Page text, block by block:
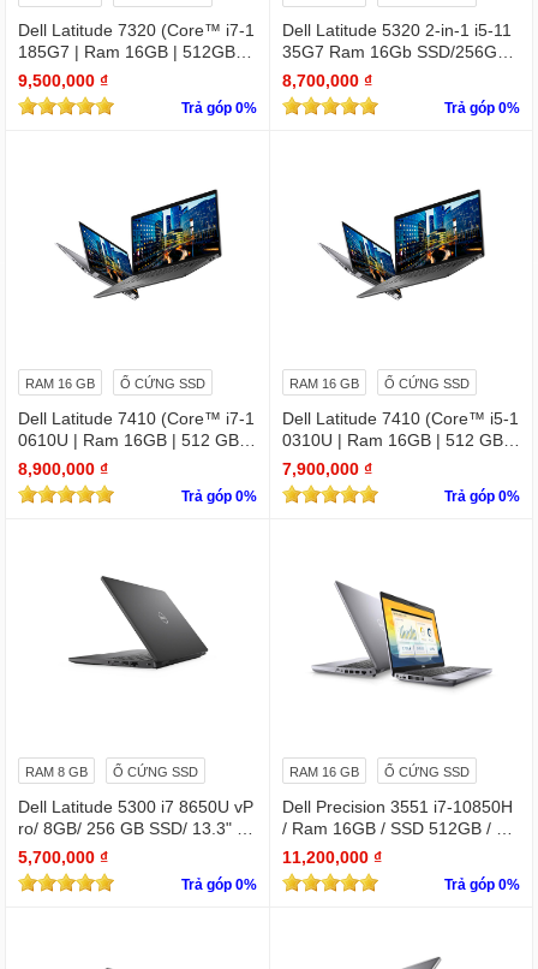
Dell Latitude 7320 (Core™ i7-1
185G7 | Ram 16GB | 512GB S
SD | 13.3 inch FHD)
9,500,000 ₫
Trả góp 0%
Dell Latitude 5320 2-in-1 i5-11
35G7 Ram 16Gb SSD/256GB
13.3″ FHD X360 Touch
8,700,000 ₫
Trả góp 0%
RAM 16 GB Ổ CỨNG SSD
Dell Latitude 7410 (Core™ i7-1
0610U | Ram 16GB | 512 GB S
SD | 14.0inch FHD) 2 in 1 cảm
ứng
8,900,000 ₫
Trả góp 0%
RAM 16 GB Ổ CỨNG SSD
Dell Latitude 7410 (Core™ i5-1
0310U | Ram 16GB | 512 GB S
SD | 14.0inch FHD) 2 in 1 cảm
ứng
7,900,000 ₫
Trả góp 0%
RAM 8 GB Ổ CỨNG SSD
Dell Latitude 5300 i7 8650U vP
ro/ 8GB/ 256 GB SSD/ 13.3" /
Win 10 Pro
5,700,000 ₫
Trả góp 0%
RAM 16 GB Ổ CỨNG SSD
Dell Precision 3551 i7-10850H
/ Ram 16GB / SSD 512GB / Mà
n 15.6″ IPS Full HD 1920×1080
IPS / VGA NVIDIA Quadro P62
0
11,200,000 ₫
Trả góp 0%